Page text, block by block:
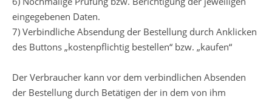
eingegebenen Daten.
7) Verbindliche Absendung der Bestellung durch Anklicken
des Buttons „kostenpflichtig bestellen“ bzw. „kaufen“
Der Verbraucher kann vor dem verbindlichen Absenden
der Bestellung durch Betätigen der in dem von ihm